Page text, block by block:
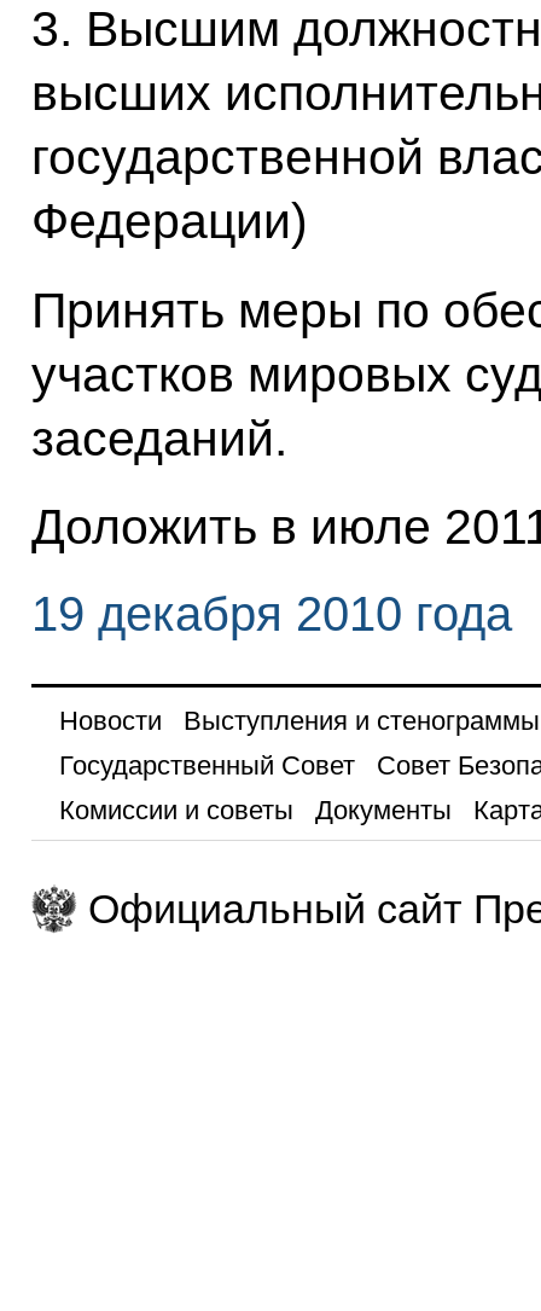
3. Высшим
высших
государственной
Федерации)
Принять меры по
участков мировых
заседаний.
Доложить в июле
19 декабря 2010 года
Новости
Выступления и стенограммы
Государственный Совет
Совет
Комиссии и советы
Документы
Официальный сайт